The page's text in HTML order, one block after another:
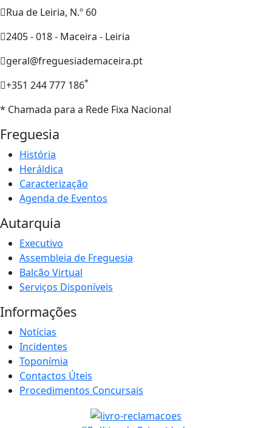
Rua de Leiria, N.º 60
2405 - 018 - Maceira - Leiria
geral@freguesiademaceira.pt
+351 244 777 186*
* Chamada para a Rede Fixa Nacional
Freguesia
História
Heráldica
Caracterização
Agenda de Eventos
Autarquia
Executivo
Assembleia de Freguesia
Balcão Virtual
Serviços Disponíveis
Informações
Notícias
Incidentes
Toponímia
Contactos Úteis
Procedimentos Concursais